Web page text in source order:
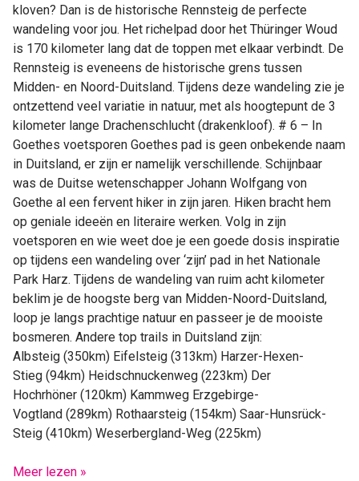
kloven? Dan is de historische Rennsteig de perfecte
wandeling voor jou. Het richelpad door het Thüringer Woud
is 170 kilometer lang dat de toppen met elkaar verbindt. De
Rennsteig is eveneens de historische grens tussen
Midden- en Noord-Duitsland. Tijdens deze wandeling zie je
ontzettend veel variatie in natuur, met als hoogtepunt de 3
kilometer lange Drachenschlucht (drakenkloof). # 6 – In
Goethes voetsporen Goethes pad is geen onbekende naam
in Duitsland, er zijn er namelijk verschillende. Schijnbaar
was de Duitse wetenschapper Johann Wolfgang von
Goethe al een fervent hiker in zijn jaren. Hiken bracht hem
op geniale ideeën en literaire werken. Volg in zijn
voetsporen en wie weet doe je een goede dosis inspiratie
op tijdens een wandeling over ‘zijn’ pad in het Nationale
Park Harz. Tijdens de wandeling van ruim acht kilometer
beklim je de hoogste berg van Midden-Noord-Duitsland,
loop je langs prachtige natuur en passeer je de mooiste
bosmeren. Andere top trails in Duitsland zijn:
Albsteig (350km) Eifelsteig (313km) Harzer-Hexen-
Stieg (94km) Heidschnuckenweg (223km) Der
Hochrhöner (120km) Kammweg Erzgebirge-
Vogtland (289km) Rothaarsteig (154km) Saar-Hunsrück-
Steig (410km) Weserbergland-Weg (225km)
Meer lezen »